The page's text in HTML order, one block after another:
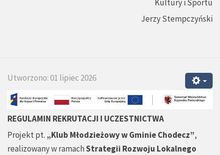
Kultury i Sportu
Jerzy Stempczyński
Utworzono: 01 lipiec 2026
REGULAMIN REKRUTACJI I UCZESTNICTWA
Projekt pt. „Klub Młodzieżowy w Gminie Chodecz”,
realizowany w ramachStrategii Rozwoju Lokalnego